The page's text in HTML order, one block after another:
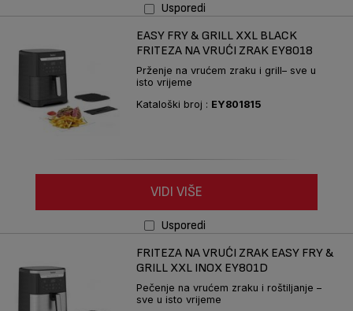
Usporedi
EASY FRY & GRILL XXL BLACK
FRITEZA NA VRUĆI ZRAK EY8018
Prženje na vrućem zraku i grill– sve u
isto vrijeme
Kataloški broj : EY801815
VIDI VIŠE
Usporedi
FRITEZA NA VRUĆI ZRAK EASY FRY &
GRILL XXL INOX EY801D
Pečenje na vrućem zraku i roštiljanje –
sve u isto vrijeme